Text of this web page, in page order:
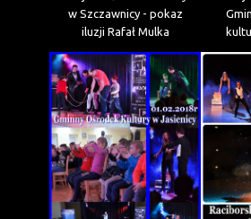
w Szczawnicy - pokaz
iluzji Rafał Mulka